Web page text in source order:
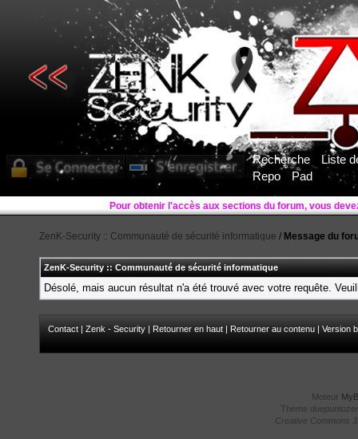
Recherche
Liste
Repo
Pad
Pour obtenir l'accès aux sections du forum, vous
ZenK-Security :: Communauté de sécurité informatique / Message du
ZenK-Security :: Communauté de sécurité informatique
Désolé, mais aucun résultat n'a été trouvé avec votre requête.
Contact | Zenk - Security | Retourner en haut | Retourner au contenu | Version
Moteur
Theme
Creative Commons